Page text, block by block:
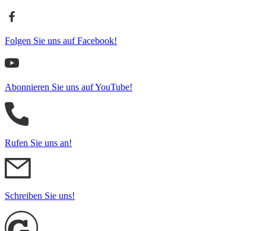
Folgen Sie uns auf Facebook!
Abonnieren Sie uns auf YouTube!
Rufen Sie uns an!
Schreiben Sie uns!